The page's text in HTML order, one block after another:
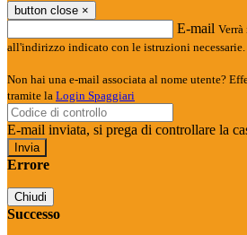
button close ×
E-mail
all'indirizzo indicato con le istruzioni necessarie.
Non hai una e-mail associata al nome utente?
tramite la Login Spaggiari
E-mail inviata, si prega di controllare la
Errore
Chiudi
Successo